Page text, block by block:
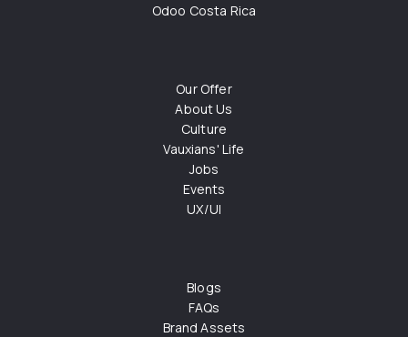
Odoo Costa Rica
Our Offer
About Us
Culture
Vauxians' Life
Jobs
Events
UX/UI
Blogs
FAQs
Brand Assets